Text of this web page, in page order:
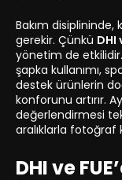
Bakım disiplininde,
gerekir. Çünkü DHI
yönetim de
şapka kullanımı,
destek ürünlerin
konforunu artırır.
değerlendirmesi
aralıklarla fotoğraf
DHI ve